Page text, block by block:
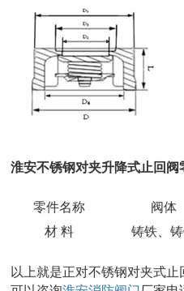
淮安不锈钢对夹升降式止回阀
零件名称 阀体
材 料
铸铁、
以上就是正对不锈钢对夹式